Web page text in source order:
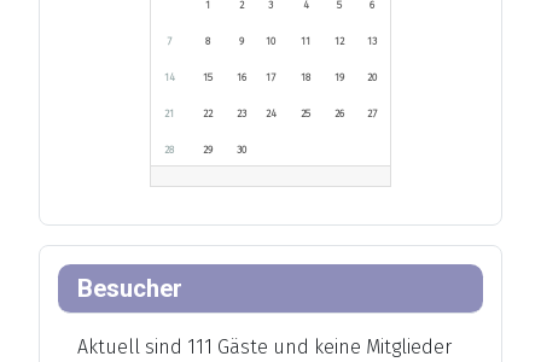
1 2 3 4 5 6
7 8 9 10 11 12 13
14 15 16 17 18 19 20
21 22 23 24 25 26 27
28 29 30
Besucher
Aktuell sind 111 Gäste und keine Mitglieder